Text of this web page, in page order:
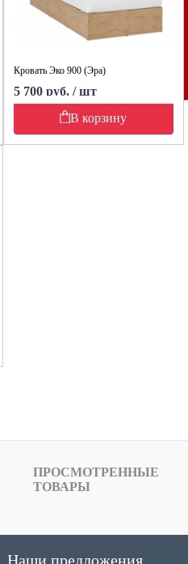
Кровать Эко 900 (Эра)
5 700 руб. / шт
В корзину
ПРОСМОТРЕННЫЕ
ТОВАРЫ
Наши предложения